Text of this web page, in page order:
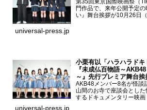
第35回東京国際映画祭（
門作品で、来年公開予定
い』舞台挨拶が10月26日
宮山莉渚、中井友望、監
universal-press.jp
小栗有以「ハラハラド
『未成仏百物語～
～』先行プレミア舞台挨
AKB48メンバー8名が怪談
山間のお寺で座談会とし
するドキュメンタリー映
AKB48異界への灯火寺～
universal-press.jp